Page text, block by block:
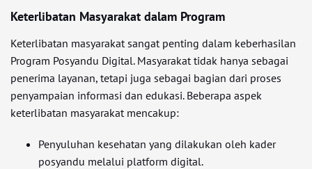
Keterlibatan Masyarakat dalam Program
Keterlibatan masyarakat sangat penting dalam keberhasilan
Program Posyandu Digital. Masyarakat tidak hanya sebagai
penerima layanan, tetapi juga sebagai bagian dari proses
penyampaian informasi dan edukasi. Beberapa aspek
keterlibatan masyarakat mencakup:
Penyuluhan kesehatan yang dilakukan oleh kader
posyandu melalui platform digital.